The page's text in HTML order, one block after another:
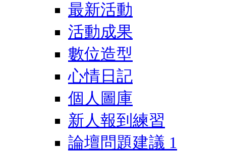
最新活動
活動成果
數位造型
心情日記
個人圖庫
新人報到練習
論壇問題建議 1